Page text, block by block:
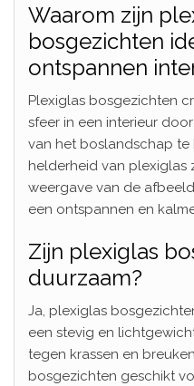
Waarom zijn
bosgezichten
ontspannen
Plexiglas bosgezichten
sfeer in een interieur
van het boslandschap te
helderheid van
weergave van de
een ontspannen en
Zijn plexiglas
duurzaam?
Ja, plexiglas
een stevig en
tegen krassen en
bosgezichten geschikt